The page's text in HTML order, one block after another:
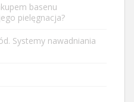
basenu
pielęgnacja?
Systemy nawadniania